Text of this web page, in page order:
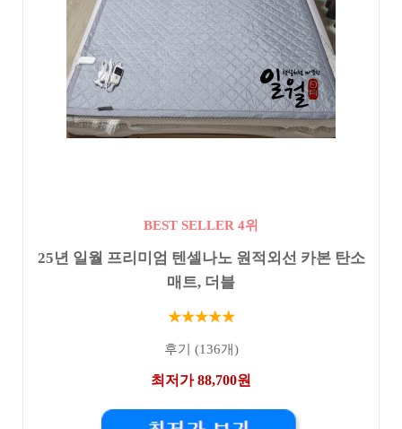
BEST SELLER 4위
25년 일월 프리미엄 텐셀나노 원적외선 카본 탄소
매트, 더블
★★★★★
후기 (136개)
최저가 88,700원